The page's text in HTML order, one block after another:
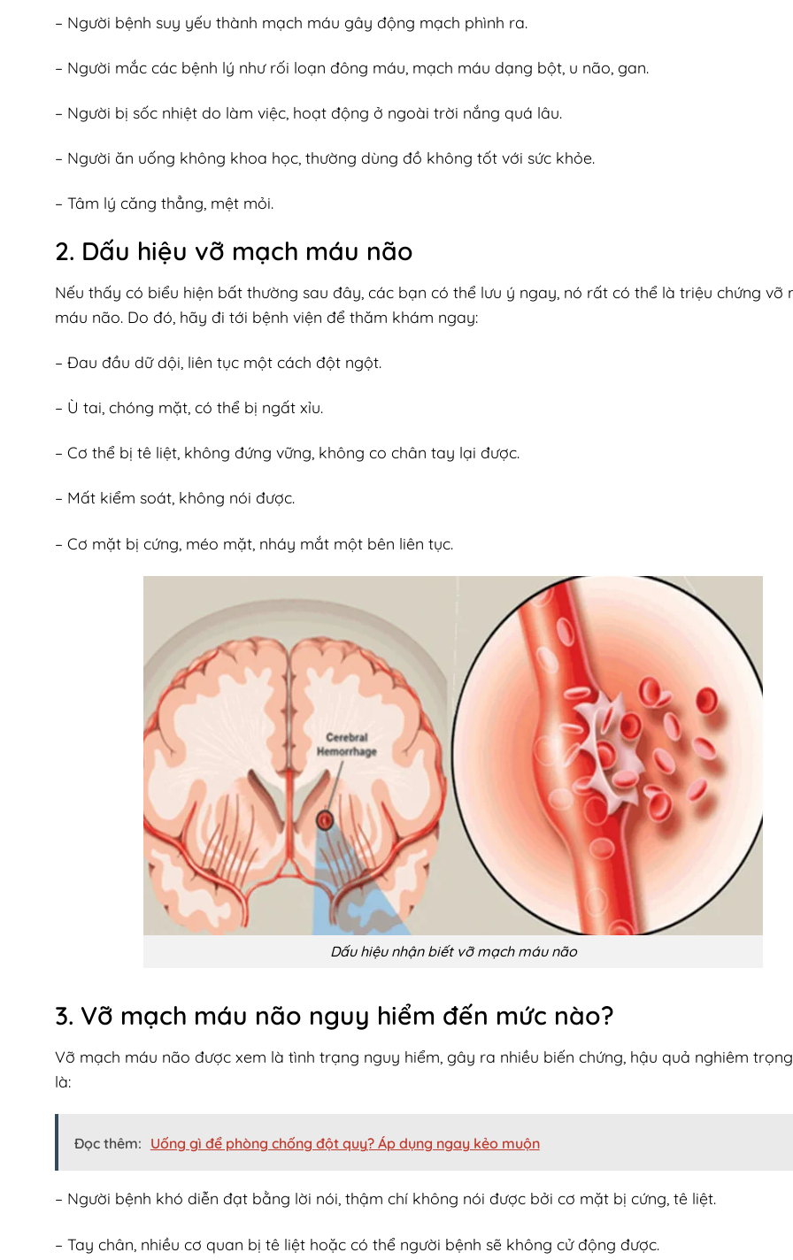
– Người bệnh suy yếu thành mạch máu gây động mạch phình ra.
– Người mắc các bệnh lý như rối loạn đông máu, mạch máu dạng bột, u não, gan.
– Người bị sốc nhiệt do làm việc, hoạt động ở ngoài trời nắng quá lâu.
– Người ăn uống không khoa học, thường dùng đồ không tốt với sức khỏe.
– Tâm lý căng thẳng, mệt mỏi.
2. Dấu hiệu vỡ mạch máu não
Nếu thấy có biểu hiện bất thường sau đây, các bạn có thể lưu ý ngay, nó rất có thể là triệu chứng vỡ
máu não. Do đó, hãy đi tới bệnh viện để thăm khám ngay:
– Đau đầu dữ dội, liên tục một cách đột ngột.
– Ù tai, chóng mặt, có thể bị ngất xỉu.
– Cơ thể bị tê liệt, không đứng vững, không co chân tay lại được.
– Mất kiểm soát, không nói được.
– Cơ mặt bị cứng, méo mặt, nháy mắt một bên liên tục.
Dấu hiệu nhận biết vỡ mạch máu não
3. Vỡ mạch máu não nguy hiểm đến mức nào?
Vỡ mạch máu não được xem là tình trạng nguy hiểm, gây ra nhiều biến chứng, hậu quả nghiêm
là:
Đọc thêm: Uống gì để phòng chống đột quỵ? Áp dụng ngay kẻo muộn
– Người bệnh khó diễn đạt bằng lời nói, thậm chí không nói được bởi cơ mặt bị cứng, tê liệt.
– Tay chân, nhiều cơ quan bị tê liệt hoặc có thể người bệnh sẽ không cử động được.